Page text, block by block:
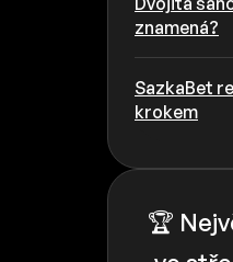
znamená?
SazkaBet
krokem
🏆